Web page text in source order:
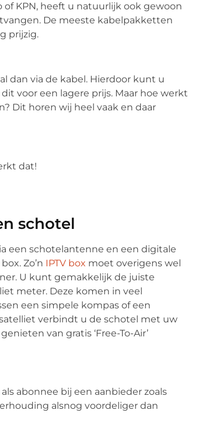
KPN, heeft u natuurlijk ook gewoon
De meeste kabelpakketten
prijzig.
dan via de kabel. Hierdoor kunt u
voor een lagere prijs. Maar hoe werkt
Dit horen wij heel vaak en daar
schotel
een schotelantenne en een digitale
Zo’n IPTV box moet overigens wel
U kunt gemakkelijk de juiste
meter. Deze komen in veel
een simpele kompas of een
verbindt u de schotel met uw
van gratis ‘Free-To-Air’
abonnee bij een aanbieder zoals
alsnog voordeliger dan